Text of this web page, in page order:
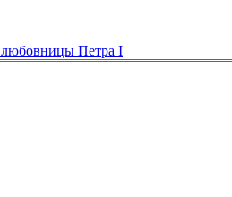
любовницы Петра I